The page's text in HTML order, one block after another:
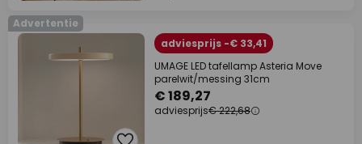
Advertentie
adviesprijs -€ 33,41
UMAGE LED tafellamp Asteria Move
parelwit/messing 31cm
€ 189,27
adviesprijs€ 222,68